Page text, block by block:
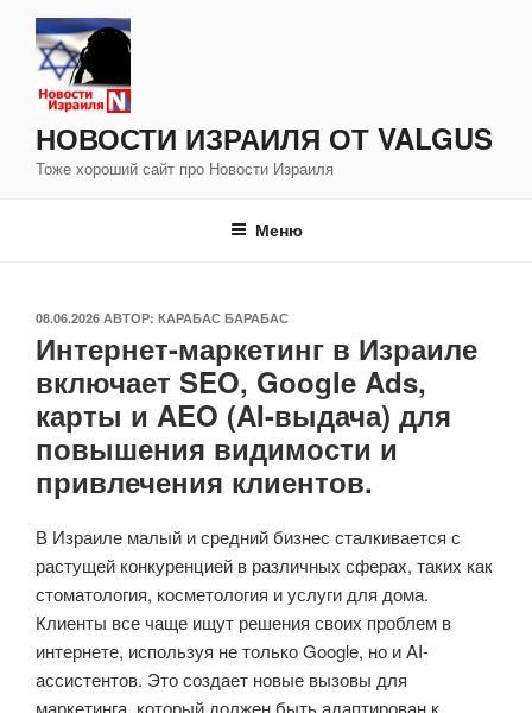
Перейти
содержимому
НОВОСТИ ИЗРАИЛЯ ОТ VALGUS
Тоже хороший сайт про Новости Израиля
Меню
ОПУБЛИКОВАНО
08.06.2026 АВТОР: КАРАБАС БАРАБАС
Интернет-маркетинг в Израиле
включает SEO, Google Ads,
карты и AEO (AI-выдача) для
повышения видимости и
привлечения клиентов.
В Израиле малый и средний бизнес сталкивается с
растущей конкуренцией в различных сферах, таких как
стоматология, косметология и услуги для дома.
Клиенты все чаще ищут решения своих проблем в
интернете, используя не только Google, но и AI-
ассистентов. Это создает новые вызовы для
маркетинга, который должен быть адаптирован к